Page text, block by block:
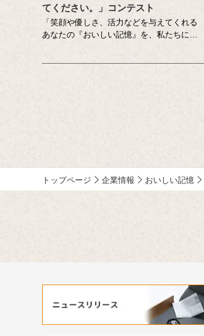
てください。」コンテスト
「笑顔や優しさ、活力などを与えてくれる
あなたの『おいしい記憶』を、私たちにお
トップページ 企業情報 おいしい記憶